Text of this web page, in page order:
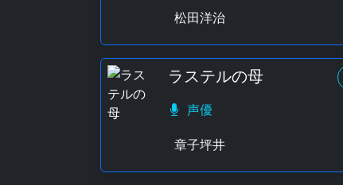
松田洋治
ラステルの母
声優
章子坪井